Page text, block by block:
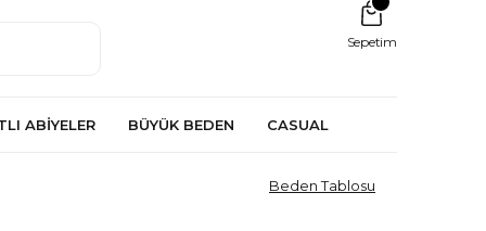
Sepetim
ABİYELER BÜYÜK BEDEN CASUAL
Beden Tablosu